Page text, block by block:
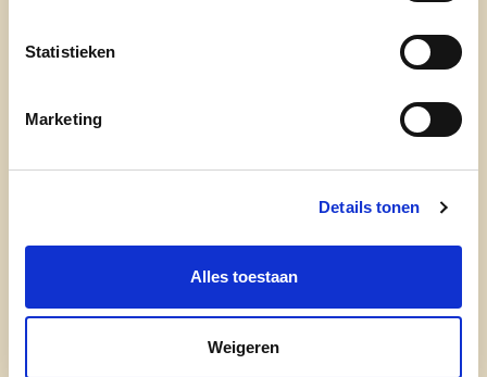
Statistieken
Marketing
Details tonen
Alles toestaan
Weigeren
Hulpvaardig
Empathisch
Wat is je favoriete plekje in onze provincie?
plekjes in de natuur met telkens een prachtig
vergezicht.